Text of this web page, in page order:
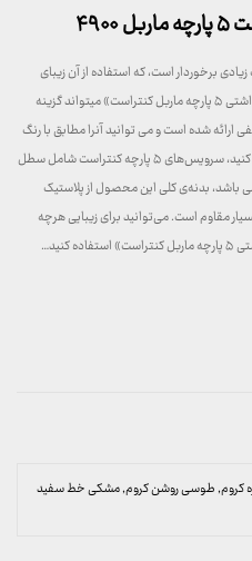
برخوردار است، که استفاده از آن زیبای
خاصی را به محیط می‌بخشد، « ست سرویس بهداشتی ۵ پارچه ماربل کنتراست» میتواند گزینه
ارائه شده است و می توانید آنرا مطابق با رنگ
کاشی‌های سرویس بهداشتی انتخاب کرده و ست کنید، سرویس‌های ۵ پارچه کنتراست شامل سطل
باشد، بدنه‌ی کلی این محصول از پلاستیک
مقاوم است. می‌توانید برای زیبایی هرچه
کروم, طوسی روشن کروم, مشکی خط سفید